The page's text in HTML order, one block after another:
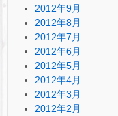
2012年9月
2012年8月
2012年7月
2012年6月
2012年5月
2012年4月
2012年3月
2012年2月